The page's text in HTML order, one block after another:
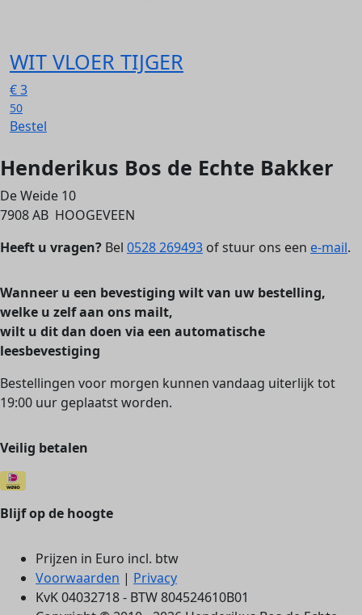
WIT VLOER TIJGER
€3
50
Bestel
Henderikus Bos de Echte Bakker
De Weide 10
7908 AB HOOGEVEEN
Heeft u vragen? Bel 0528 269493 of stuur ons een e-mail.
Wanneer u een bevestiging wilt van uw bestelling,
welke u zelf aan ons mailt,
wilt u dit dan doen via een automatische
leesbevestiging
Bestellingen voor morgen kunnen vandaag uiterlijk tot
19:00 uur geplaatst worden.
Veilig betalen
Blijf op de hoogte
Prijzen in Euro incl. btw
Voorwaarden | Privacy
KvK 04032718 - BTW 804524610B01